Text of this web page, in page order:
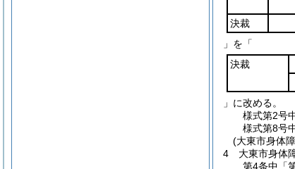
決裁
」を「
決裁
」に改める。
様式第2号
様式第8号
(大東市身体
4
大東市身体
第4条中「